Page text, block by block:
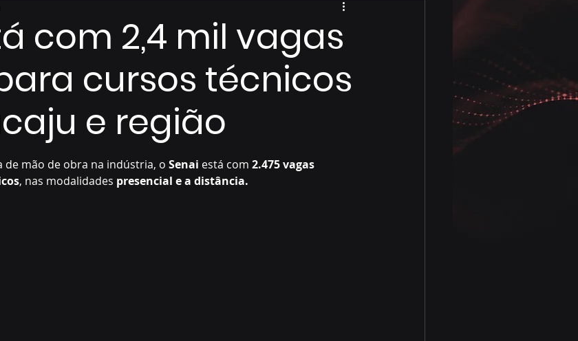
com 2,4 mil vagas
cursos técnicos
e região
de mão de obra na indústria, o Senai está com 2.475 vagas
, nas modalidades presencial e a distância.